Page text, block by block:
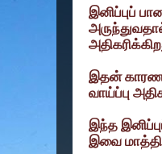
இனிப்புப்
இதன்
வாய்ப்பு
இந்த
இவை